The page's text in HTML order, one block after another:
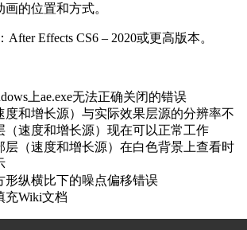
的位置和方式。
Effects CS6 – 2020或更高版本。
上ae.exe无法正确关闭的错误
度和增长源）与实际效果层源的分辨率不
（速度和增长源）现在可以正常工作
层（速度和增长源）在白色背景上查看时
形纵横比下的噪点偏移错误
充Wiki文档